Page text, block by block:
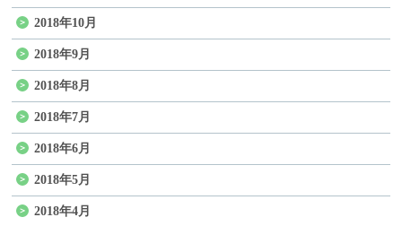
2018年10月
2018年9月
2018年8月
2018年7月
2018年6月
2018年5月
2018年4月